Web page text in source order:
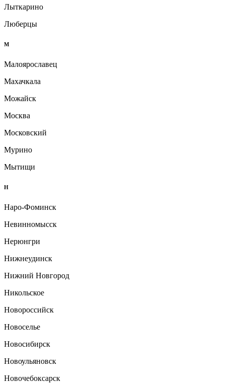
Лыткарино
Люберцы
М
Малоярославец
Махачкала
Можайск
Москва
Московский
Мурино
Мытищи
Н
Наро-Фоминск
Невинномысск
Нерюнгри
Нижнеудинск
Нижний Новгород
Никольское
Новороссийск
Новоселье
Новосибирск
Новоульяновск
Новочебоксарск